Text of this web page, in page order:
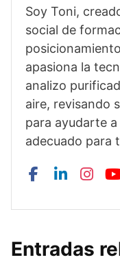
Soy Toni,
social de
apasiona la
analizo
aire, revisando
para ayudarte
adecuado para
Entradas